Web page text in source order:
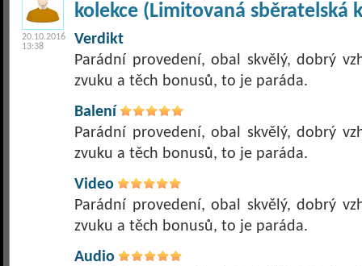
20.10.2016
13:38
kolekce (Limitovaná sběratelská
Verdikt
Parádní provedení, obal skvělý, dobrý
zvuku a těch bonusů, to je paráda.
Balení
Parádní provedení, obal skvělý, dobrý
zvuku a těch bonusů, to je paráda.
Video
Parádní provedení, obal skvělý, dobrý
zvuku a těch bonusů, to je paráda.
Audio